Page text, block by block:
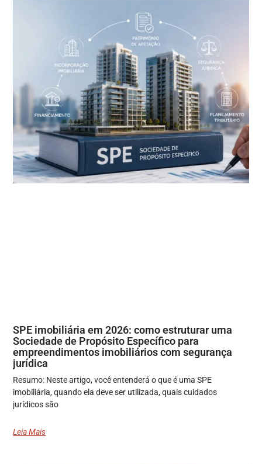
SPE imobiliária em 2026: como estruturar uma
Sociedade de Propósito Específico para
empreendimentos imobiliários com segurança
jurídica
Resumo: Neste artigo, você entenderá o que é uma SPE
imobiliária, quando ela deve ser utilizada, quais cuidados
jurídicos são
Leia Mais